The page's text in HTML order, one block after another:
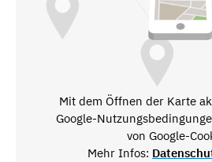
Mit dem Öffnen der Karte
Google-
von Google-
Mehr Infos: